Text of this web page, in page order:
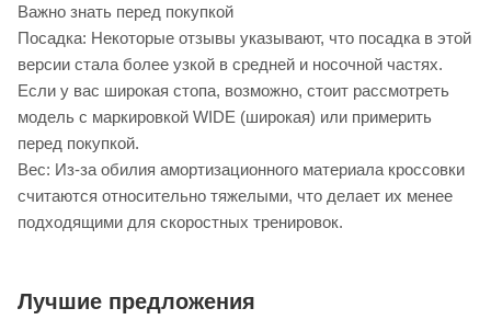
Важно знать перед покупкой
Посадка: Некоторые отзывы указывают, что посадка в этой
версии стала более узкой в средней и носочной частях.
Если у вас широкая стопа, возможно, стоит рассмотреть
модель с маркировкой WIDE (широкая) или примерить
перед покупкой.
Вес: Из-за обилия амортизационного материала кроссовки
считаются относительно тяжелыми, что делает их менее
подходящими для скоростных тренировок.
Лучшие предложения